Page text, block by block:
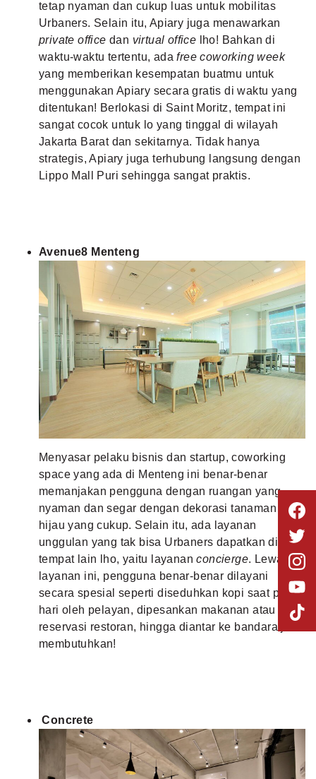
tetap nyaman dan cukup luas untuk mobilitas
Urbaners. Selain itu, Apiary juga menawarkan
private office dan virtual office lho! Bahkan di
waktu-waktu tertentu, adafree coworking week
yang memberikan kesempatan buatmu untuk
menggunakan Apiary secara gratis di waktu yang
ditentukan! Berlokasi di Saint Moritz, tempat ini
sangat cocok untuk lo yang tinggal di wilayah
Jakarta Barat dan sekitarnya. Tidak hanya
strategis, Apiary juga terhubung langsung dengan
Lippo Mall Puri sehingga sangat praktis.
Avenue8 Menteng
Menyasar pelaku bisnis dan startup, coworking
space yang ada di Menteng ini benar-benar
memanjakan pengguna dengan ruangan yang
nyaman dan segar dengan dekorasi tanaman
hijau yang cukup. Selain itu, ada layanan
unggulan yang tak bisa Urbaners dapatkan di
tempat lain lho, yaitu layananconcierge. Lewat
layanan ini, pengguna benar-benar dilayani
secara spesial seperti diseduhkan kopi saat pagi
hari oleh pelayan, dipesankan makanan atau
reservasi restoran, hingga diantar ke bandara jika
membutuhkan!
Concrete